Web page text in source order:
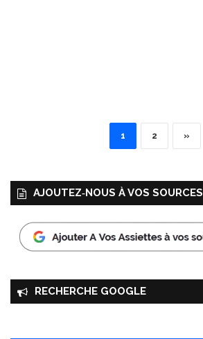
1 2 »
AJOUTEZ‑NOUS À VOS SOURCES
RECHERCHE GOOGLE